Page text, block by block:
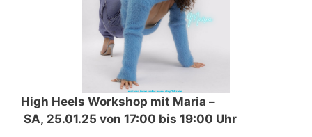
High Heels Workshop mit Maria –
SA, 25.01.25 von 17:00 bis 19:00 Uhr